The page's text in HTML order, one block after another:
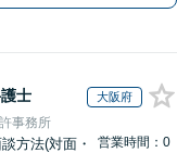
士 大阪府
事務所
方法(対面・
営業時間：0